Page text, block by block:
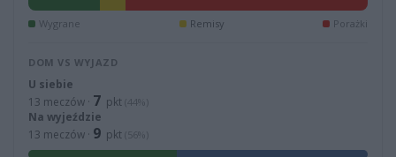
Wygrane Remisy Porażki
DOM VS WYJAZD
U siebie
13 meczów · 7 pkt (44%)
Na wyjeździe
13 meczów · 9 pkt (56%)